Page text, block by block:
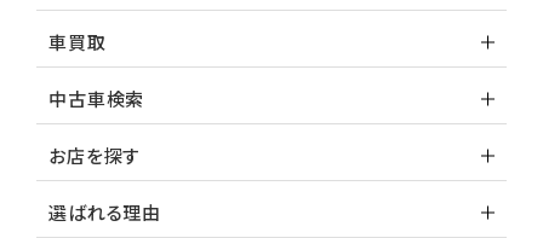
車買取
中古車検索
お店を探す
選ばれる理由